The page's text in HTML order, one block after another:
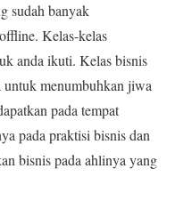
sudah banyak
Kelas-kelas
anda ikuti. Kelas bisnis
untuk menumbuhkan jiwa
pada tempat
pada praktisi bisnis dan
bisnis pada ahlinya yang